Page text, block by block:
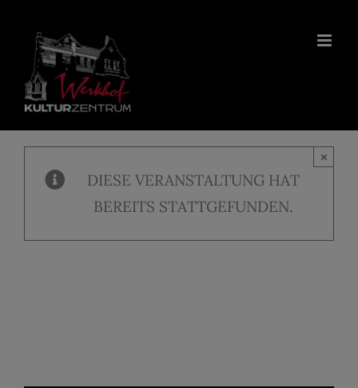
Inhalt
springen
DIESE VERANSTALTUNG HAT
BEREITS STATTGEFUNDEN.
×